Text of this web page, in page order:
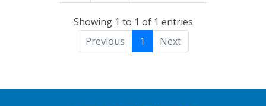
Showing 1 to 1 of 1 entries
Previous
1 Next